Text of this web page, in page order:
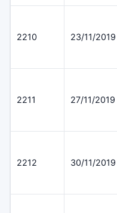
2210 23/11/2019
2211 27/11/2019
2212 30/11/2019